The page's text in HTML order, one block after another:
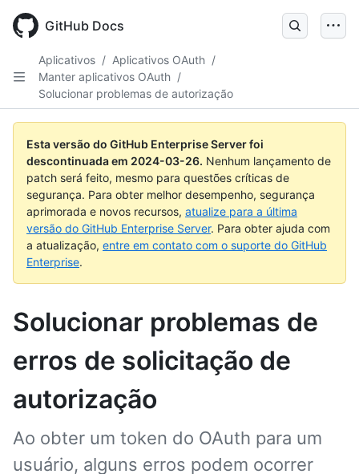
main
GitHub Docs
Aplicativos / Aplicativos OAuth /
Manter aplicativos OAuth /
Solucionar problemas de autorização
Esta versão do GitHub Enterprise Server foi
descontinuada em 2024-03-26. Nenhum lançamento de
patch será feito, mesmo para questões críticas de
segurança. Para obter melhor desempenho, segurança
aprimorada e novos recursos, atualize para a última
versão do GitHub Enterprise Server. Para obter ajuda com
a atualização, entre em contato com o suporte do GitHub
Enterprise.
Solucionar problemas de
erros de solicitação de
autorização
Ao obter um token do OAuth para um
usuário, alguns erros podem ocorrer